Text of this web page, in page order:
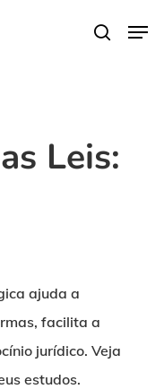
search
Leis:
ajuda a
facilita a
jurídico. Veja
estudos.